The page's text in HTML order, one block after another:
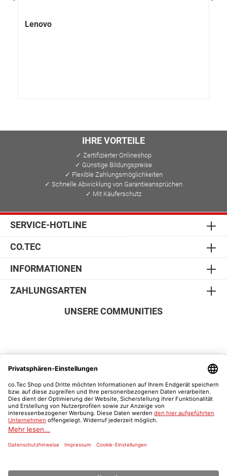
Lenovo
IHRE VORTEILE
✓ Zertifizierter Onlineshop
✓ Günstige Bildungspreise
✓ Flexible Zahlungsmöglichkeiten
✓ Schnelle Abwicklung von Garantieansprüchen
✓ Mit Käuferschutz
SERVICE-HOTLINE
CO.TEC
INFORMATIONEN
ZAHLUNGSARTEN
SICHER EINKAUFEN
UNSERE COMMUNITIES